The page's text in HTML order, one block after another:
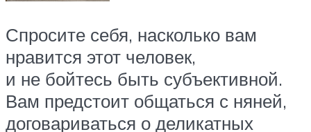
Спросите себя, насколько вам
нравится этот человек,
и не бойтесь быть субъективной.
Вам предстоит общаться с няней,
договариваться о деликатных